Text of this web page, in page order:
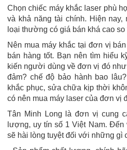
Chọn chiếc máy khắc laser phù
và khả năng tài chính. Hiện nay,
loại thường có giá bán khá cao
Nên mua máy khắc tại đơn vị
bán hàng tốt. Bạn nên tìm hiểu
kiến người dùng về đơn vị đó
đảm? chế độ bảo hành bao
khắc phục, sửa chữa kịp thời
có nên mua máy laser của đơn vị
Tân Minh Long là đơn vị cung
lượng, uy tín số 1 Việt Nam.
sẽ hài lòng tuyệt đối với những gì